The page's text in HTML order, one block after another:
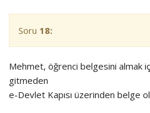
Soru 18:
Mehmet, öğrenci belgesini almak
gitmeden
e-Devlet Kapısı üzerinden belge